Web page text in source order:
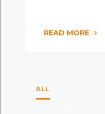
READ MORE
ALL